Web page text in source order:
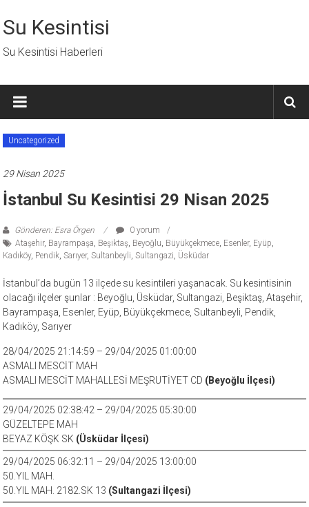
geç
Su Kesintisi
Su Kesintisi Haberleri
Uncategorized
29 Nisan 2025
İstanbul Su Kesintisi 29 Nisan 2025
Gönderen: Esra Örgen
0 yorum
Ataşehir, Bayrampaşa, Beşiktaş, Beyoğlu, Büyükçekmece, Esenler, Eyüp,
Kadıköy, Pendik,Sarıyer,Sultanbeyli,Sultangazi, Üsküdar
İstanbul’da bugün 13 ilçede su kesintileri yaşanacak. Su kesintisinin
olacağı ilçeler şunlar : Beyoğlu, Üsküdar, Sultangazi, Beşiktaş, Ataşehir,
Bayrampaşa, Esenler, Eyüp, Büyükçekmece, Sultanbeyli, Pendik,
Kadıköy, Sarıyer
28/04/2025 21:14:59 – 29/04/2025 01:00:00
ASMALI MESCİT MAH
ASMALI MESCİT MAHALLESİ MEŞRUTİYET CD (Beyoğlu İlçesi)
29/04/2025 02:38:42 – 29/04/2025 05:30:00
GÜZELTEPE MAH
BEYAZ KÖŞK SK (Üsküdar İlçesi)
29/04/2025 06:32:11 – 29/04/2025 13:00:00
50.YIL MAH.
50.YIL MAH. 2182.SK 13 (Sultangazi İlçesi)